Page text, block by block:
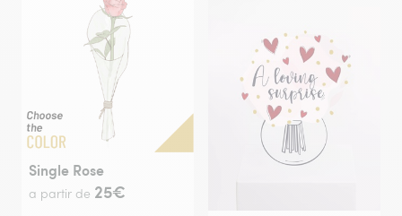
Single Rose
a partir de 25€